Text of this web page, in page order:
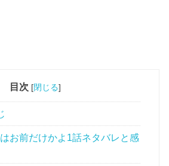
目次 [閉じる]
お前だけかよ1話ネタバレと感